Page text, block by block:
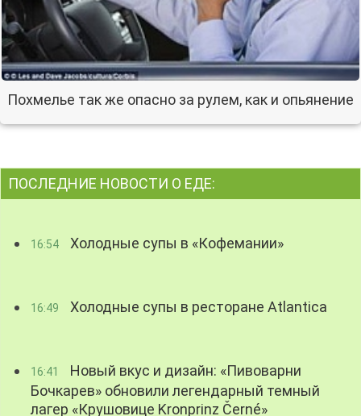
Похмелье так же опасно за рулем, как и опьянение
ПОСЛЕДНИЕ НОВОСТИ О ЕДЕ:
16:54 Холодные супы в «Кофемании»
16:49 Холодные супы в ресторане Atlantica
16:41
Новый вкус и дизайн: «Пивоварни
Бочкарев» обновили легендарный темный
лагер «Крушовице Kronprinz Černé»